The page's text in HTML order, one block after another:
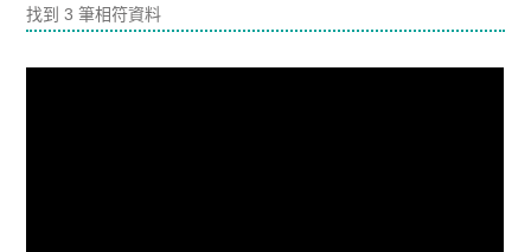
找到 3 筆相符資料